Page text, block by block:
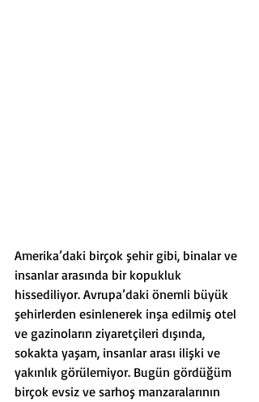
Amerika’daki birçok şehir gibi, binalar ve
insanlar arasında bir kopukluk
hissediliyor. Avrupa’daki önemli büyük
şehirlerden esinlenerek inşa edilmiş otel
ve gazinoların ziyaretçileri dışında,
sokakta yaşam, insanlar arası ilişki ve
yakınlık görülemiyor. Bugün gördüğüm
birçok evsiz ve sarhoş manzaralarının